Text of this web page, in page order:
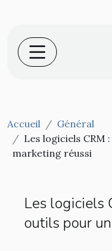
Accueil
Général
Les logiciels CRM
marketing réussi
Les logiciels
outils pour